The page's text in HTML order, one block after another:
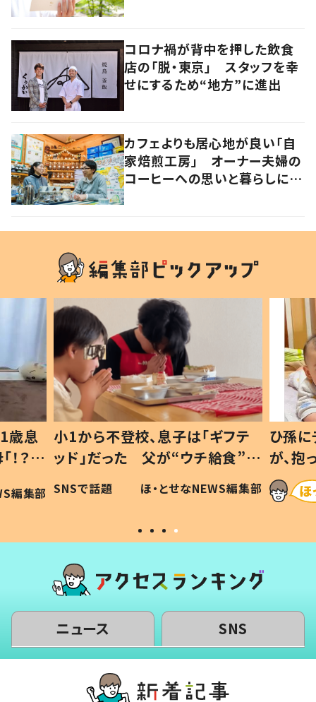
コロナ禍が背中を押した飲食
店の「脱・東京」 スタッフを幸
せにするため“地方”に進出
カフェよりも居心地が良い「自
家焙煎工房」 オーナー夫婦の
コーヒーへの思いと暮らしに迫
歳息
？」
編集部
小1から不登校、息子は「ギフテ
ッド」だった 父が“ウチ給食”を
作り続ける理由とは #令和の親
#令和の子
SNSで話題 ほ・とせなNEWS編集部
ひ孫
が、
「涙が
い」
ニュース SNS